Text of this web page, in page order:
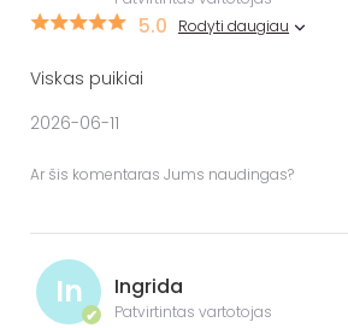
5.0 Rodyti daugiau
Viskas puikiai
2026-06-11
Ar šis komentaras Jums naudingas?
In
✔
Ingrida
Patvirtintas vartotojas